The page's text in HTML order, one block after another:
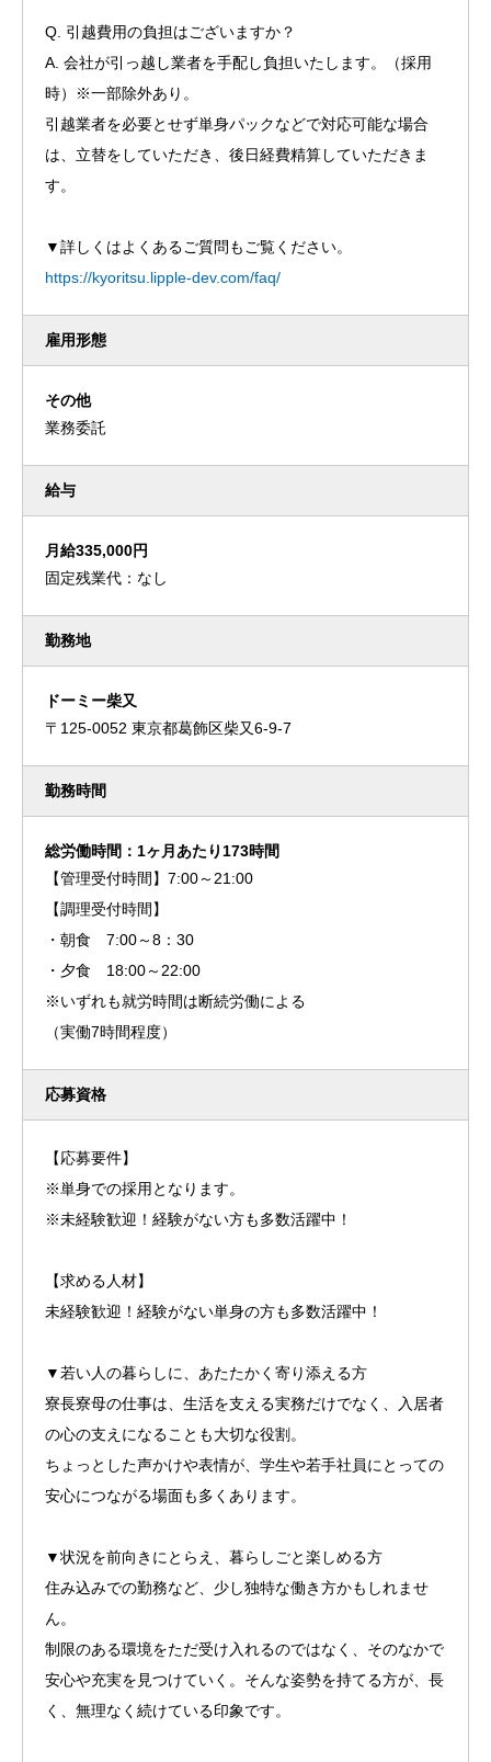
Q. 引越費用の負担はございますか？
A. 会社が引っ越し業者を手配し負担いたします。（採用
時）※一部除外あり。
引越業者を必要とせず単身パックなどで対応可能な場合
は、立替をしていただき、後日経費精算していただきま
す。
▼詳しくはよくあるご質問もご覧ください。
https://kyoritsu.lipple-dev.com/faq/
雇用形態
その他
業務委託
給与
月給335,000円
固定残業代：なし
勤務地
ドーミー柴又
〒125-0052 東京都葛飾区柴又6-9-7
勤務時間
総労働時間：1ヶ月あたり173時間
【管理受付時間】7:00～21:00
【調理受付時間】
・朝食 7:00～8：30
・夕食 18:00～22:00
※いずれも就労時間は断続労働による
（実働7時間程度）
応募資格
【応募要件】
※単身での採用となります。
※未経験歓迎！経験がない方も多数活躍中！
【求める人材】
未経験歓迎！経験がない単身の方も多数活躍中！
▼若い人の暮らしに、あたたかく寄り添える方
寮長寮母の仕事は、生活を支える実務だけでなく、入居者
の心の支えになることも大切な役割。
ちょっとした声かけや表情が、学生や若手社員にとっての
安心につながる場面も多くあります。
▼状況を前向きにとらえ、暮らしごと楽しめる方
住み込みでの勤務など、少し独特な働き方かもしれませ
ん。
制限のある環境をただ受け入れるのではなく、そのなかで
安心や充実を見つけていく。そんな姿勢を持てる方が、長
く、無理なく続けている印象です。